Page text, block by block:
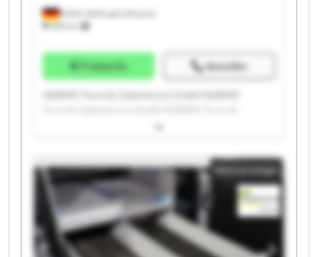
Melle-Wellingholzhausen
685 km
Preisinfo Anrufen
Saltenbrock GmbH AGRAVIS Technik Saltenbrock
Technik Saltenbrock GmbH AGRAVIS Technik
Saltenbrock GmbH AGRAVIS Technik Saltenbrock
GmbH AGRAVIS Technik Saltenbrock GmbH AGRAVIS
Technik Saltenbrock GmbH AGRAVIS Technik
Saltenbrock GmbH AGRAVIS Technik Saltenbrock
GmbH AGRAVIS Technik Saltenbrock GmbH AGRAVIS
Technik Saltenbrock GmbH AGRAVIS Technik
Kleinanzeige